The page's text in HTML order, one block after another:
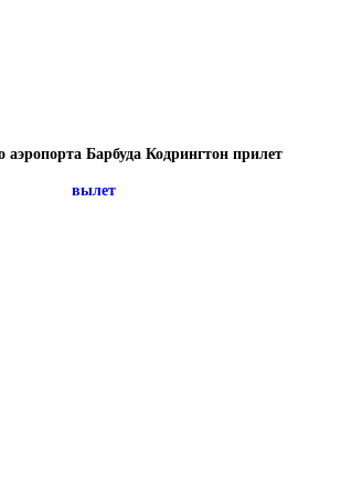
аэропорта Барбуда Кодрингтон прилет
вылет